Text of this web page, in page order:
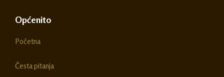
e
b
o
t
r
m
Općenito
Početna
Česta pitanja